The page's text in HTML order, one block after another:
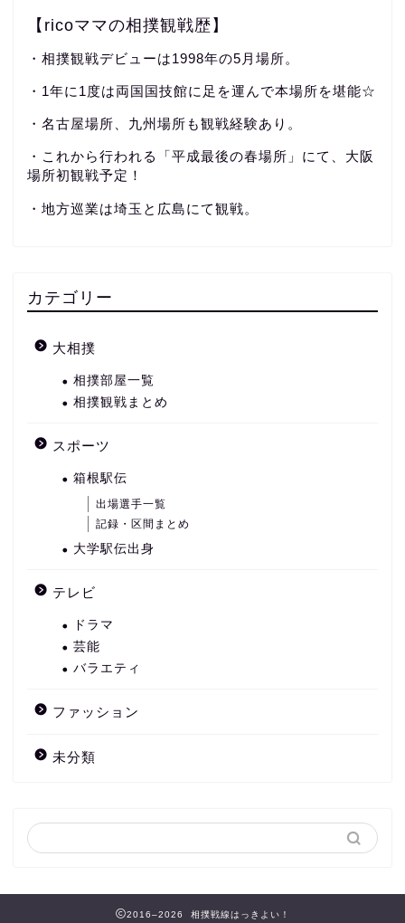
【ricoママの相撲観戦歴】
・相撲観戦デビューは1998年の5月場所。
・1年に1度は両国国技館に足を運んで本場所を堪能☆
・名古屋場所、九州場所も観戦経験あり。
・これから行われる「平成最後の春場所」にて、大阪
場所初観戦予定！
・地方巡業は埼玉と広島にて観戦。
カテゴリー
大相撲
相撲部屋一覧
相撲観戦まとめ
スポーツ
箱根駅伝
出場選手一覧
記録・区間まとめ
大学駅伝出身
テレビ
ドラマ
芸能
バラエティ
ファッション
未分類
2016–2026 相撲戦線はっきよい！